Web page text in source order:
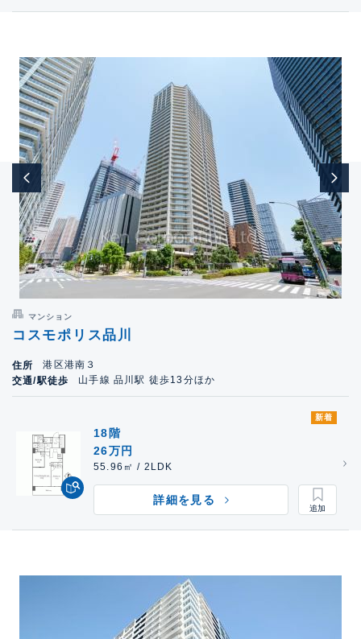
マンション
コスモポリス品川
住所
港区港南３
交通/駅徒歩
山手線 品川駅 徒歩13分ほか
新着
18階
26万円
55.96㎡ / 2LDK
詳細を見る